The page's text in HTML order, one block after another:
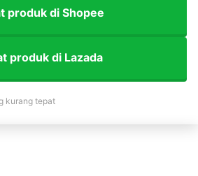
produk di Shopee
produk di Lazada
kurang tepat